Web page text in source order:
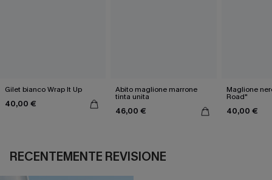
Gilet bianco Wrap It Up
40,00 €
Abito maglione marrone
tinta unita
46,00 €
Maglione
Road"
40,00 €
RECENTEMENTE REVISIONE